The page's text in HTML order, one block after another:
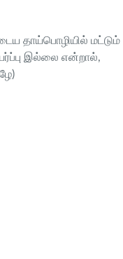
தாய்பொழியில் மட்டும்
இல்லை என்றால்,